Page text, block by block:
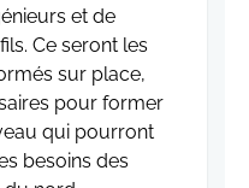
et de
Ce seront les
sur place,
pour former
qui pourront
besoins des